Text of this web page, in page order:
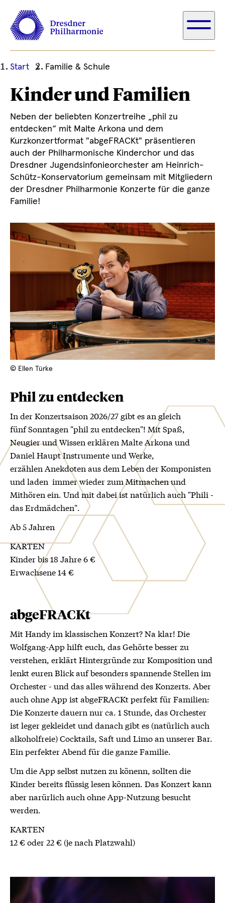
Ihre
Position
Start Familie & Schule
Kinder und Familien
Neben der beliebten Konzertreihe „phil zu
entdecken“ mit Malte Arkona und dem
Kurzkonzertformat "abgeFRACKt" präsentieren
auch der Philharmonische Kinderchor und das
Dresdner Jugendsinfonieorchester am Heinrich-
Schütz-Konservatorium gemeinsam mit Mitgliedern
der Dresdner Philharmonie Konzerte für die ganze
Familie!
© Ellen Türke
Phil zu entdecken
In der Konzertsaison 2026/27 gibt es an gleich
fünf Sonntagen "phil zu entdecken"! Mit Spaß,
Neugier und Wissen erklären Malte Arkona und
Daniel Haupt Instrumente und Werke,
erzählen Anekdoten aus dem Leben der Komponisten
und laden immer wieder zum Mitmachen und
Mithören ein. Und mit dabei ist natürlich auch "Phili -
das Erdmädchen".
Ab 5 Jahren
KARTEN
Kinder bis 18 Jahre 6 €
Erwachsene 14 €
abgeFRACKt
Mit Handy im klassischen Konzert? Na klar! Die
Wolfgang-App hilft euch, das Gehörte besser zu
verstehen, erklärt Hintergründe zur Komposition und
lenkt euren Blick auf besonders spannende Stellen im
Orchester - und das alles während des Konzerts. Aber
auch ohne App ist abgeFRACKt perfekt für Familien:
Die Konzerte dauern nur ca. 1 Stunde, das Orchester
ist leger gekleidet und danach gibt es (natürlich auch
alkoholfreie) Cocktails, Saft und Limo an unserer Bar.
Ein perfekter Abend für die ganze Familie.
Um die App selbst nutzen zu könenn, sollten die
Kinder bereits flüssig lesen können. Das Konzert kann
aber narürlich auch ohne App-Nutzung besucht
werden.
KARTEN
12 € oder 22 € (je nach Platzwahl)